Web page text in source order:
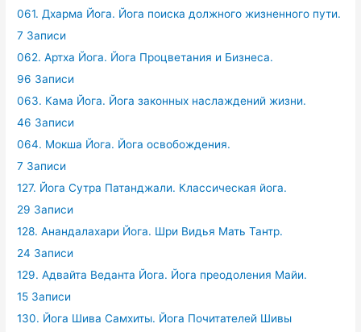
061. Дхарма Йога. Йога поиска должного жизненного пути.
7 Записи
062. Артха Йога. Йога Процветания и Бизнеса.
96 Записи
063. Кама Йога. Йога законных наслаждений жизни.
46 Записи
064. Мокша Йога. Йога освобождения.
7 Записи
127. Йога Сутра Патанджали. Классическая йога.
29 Записи
128. Анандалахари Йога. Шри Видья Мать Тантр.
24 Записи
129. Адвайта Веданта Йога. Йога преодоления Майи.
15 Записи
130. Йога Шива Самхиты. Йога Почитателей Шивы